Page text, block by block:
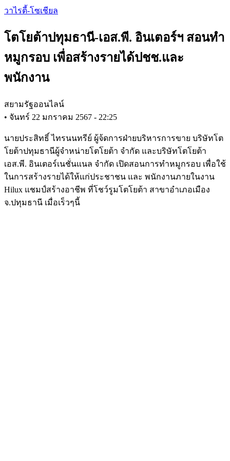
Skip
content
วาไรตี้-โซเชียล
โตโยต้าปทุมธานี-เอส.พี. อินเตอร์ฯ สอนทำ
หมูกรอบ เพื่อสร้างรายได้ปชช.และ
พนักงาน
สยามรัฐออนไลน์
• จันทร์ 22 มกราคม 2567 - 22:25
นายประสิทธิ์ ไทรนนทรีย์ ผู้จ้ดการฝ่ายบริหารการขาย บริษัทโต
โยต้าปทุมธานีผู้จำหน่ายโตโยต้า จำกัด และบริษัทโตโยต้า
เอส.พี. อินเตอร์เนชั่นแนล จำกัด เปิดสอนการทำหมูกรอบ เพื่อใช้
ในการสร้างรายได้ให้แก่ประชาชน และ พนักงานภายในงาน
Hilux แชมป์สร้างอาชีพ ที่โชว์รูมโตโยต้า สาขาอำเภอเมือง
จ.ปทุมธานี เมื่อเร็วๆนี้